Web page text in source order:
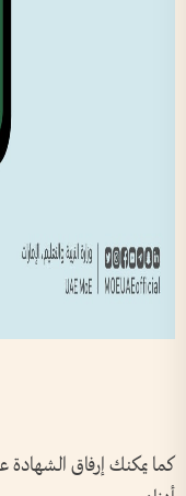
كما يمكنك إرفاق الشهادة